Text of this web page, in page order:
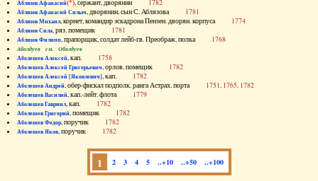
Аблязов Афанасий(*), сержант, дворянин 1782
Аблязов Афанасий Силыч, дворянин, сын С. Аблязова 1781
Аблязов Михаил, корнет, командир эскадрона Пензен. дворян. корпуса 1774
Аблязов Сила, ряз. помещик 1781
Аблязов Филипп, прапорщик, солдат лейб-гв. Преображ. полка 1768
Аболдуев см. Оболдуев
Аболешев Алексей, кап. 1758
Аболешев Алексей Григорьевич, орлов. помещик 1782
Аболешев Алексей [Яковлевич], кап. 1782
Аболешев Андрей, обер-фискал подполк. ранга Астрах. порта 1751, 1765, 1782
Аболешев Василий, кап.-лейт. флота 1779
Аболешев Гавриил, кап. 1782
Аболешев Григорий, помещик 1782
Аболешев Федор, поручик 1782
Аболешев Яков, поручик 1782
1 2 3 4 5 ..+10 ..+50 ..+100